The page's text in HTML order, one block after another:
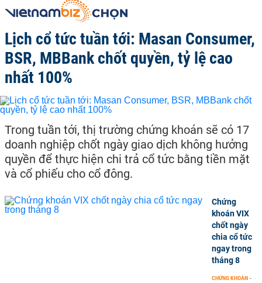
Lịch cổ tức tuần tới: Masan Consumer,
BSR, MBBank chốt quyền, tỷ lệ cao
nhất 100%
Trong tuần tới, thị trường chứng khoán sẽ có 17
doanh nghiệp chốt ngày giao dịch không hưởng
quyền để thực hiện chi trả cổ tức bằng tiền mặt
và cổ phiếu cho cổ đông.
Chứng
khoán VIX
chốt ngày
chia cổ tức
ngay trong
tháng 8
CHỨNG KHOÁN -